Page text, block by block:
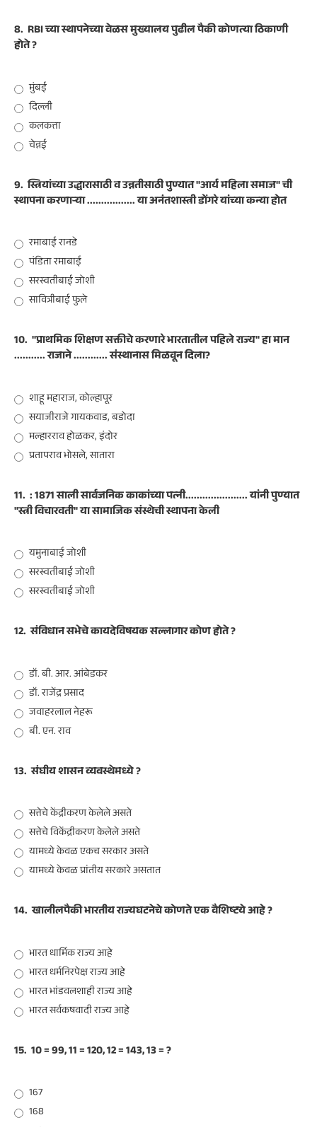
8. RBI च्या स्थापनेच्या वेळस मुख्यालय पुढील पैकी कोणत्या ठिकाणी
होते ?
मुंबई
दिल्ली
कलकत्ता
चेन्नई
9. स्त्रियांच्या उद्धारासाठी व उन्नतीसाठी पुण्यात "आर्य महिला समाज" ची
स्थापना करणाऱ्या ................. या अनंतशास्त्री डोंगरे यांच्या कन्या होत
रमाबाई रानडे
पंडिता रमाबाई
सरस्वतीबाई जोशी
सावित्रीबाई फुले
10. "प्राथमिक शिक्षण सक्तीचे करणारे भारतातील पहिले राज्य" हा मान
........... राजाने ............ संस्थानास मिळवून दिला?
शाहू महाराज, कोल्हापूर
सयाजीराजे गायकवाड, बडोदा
मल्हारराव होळकर, इंदोर
प्रतापराव भोसले, सातारा
11. : 1871 साली सार्वजनिक काकांच्या पत्नी...................... यांनी पुण्यात
"स्त्री विचारवती" या सामाजिक संस्थेची स्थापना केली
यमुनाबाई जोशी
सरस्वतीबाई जोशी
सरस्वतीबाई जोशी
12. संविधान सभेचे कायदेविषयक सल्लागार कोण होते ?
डॉ. बी. आर. आंबेडकर
डॉ. राजेंद्र प्रसाद
जवाहरलाल नेहरू
बी. एन. राव
13. संघीय शासन व्यवस्थेमध्ये ?
सत्तेचे केंद्रीकरण केलेले असते
सत्तेचे विकेंद्रीकरण केलेले असते
यामध्ये केवळ एकच सरकार असते
यामध्ये केवळ प्रांतीय सरकारे असतात
14. खालीलपैकी भारतीय राज्यघटनेचे कोणते एक वैशिष्टये आहे ?
भारत धार्मिक राज्य आहे
भारत धर्मनिरपेक्ष राज्य आहे
भारत भांडवलशाही राज्य आहे
भारत सर्वकषवादी राज्य आहे
15. 10 = 99, 11 = 120, 12 = 143, 13 = ?
167
168